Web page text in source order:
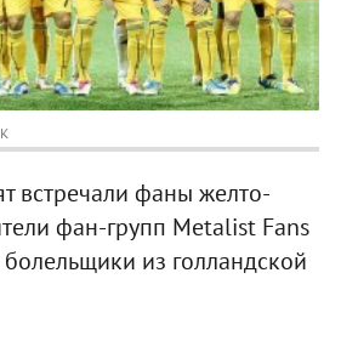
встречали фаны желто-
фан-групп Metalist Fans
болельщики из голландской